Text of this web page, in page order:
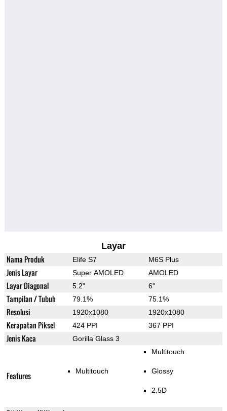
Layar
Nama Produk Elife S7 M6S Plus
Jenis Layar Super AMOLED AMOLED
Layar Diagonal 5.2" 6"
Tampilan / Tubuh 79.1% 75.1%
Resolusi 1920x1080 1920x1080
Kerapatan Piksel 424 PPI 367 PPI
Jenis Kaca Gorilla Glass 3
Features Multitouch
Multitouch
Glossy
2.5D